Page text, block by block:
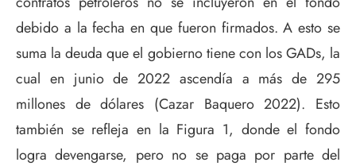
debido a la fecha en que fueron firmados. A esto se
suma la deuda que el gobierno tiene con los GADs, la
cual en junio de 2022 ascendía a más de 295
millones de dólares (Cazar Baquero 2022). Esto
también se refleja en la Figura 1, donde el fondo
logra devengarse, pero no se paga por parte del